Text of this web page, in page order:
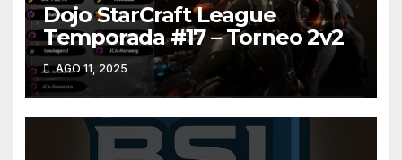
Dojo StarCraft League
Temporada #17 – Torneo 2v2
AGO 11, 2025